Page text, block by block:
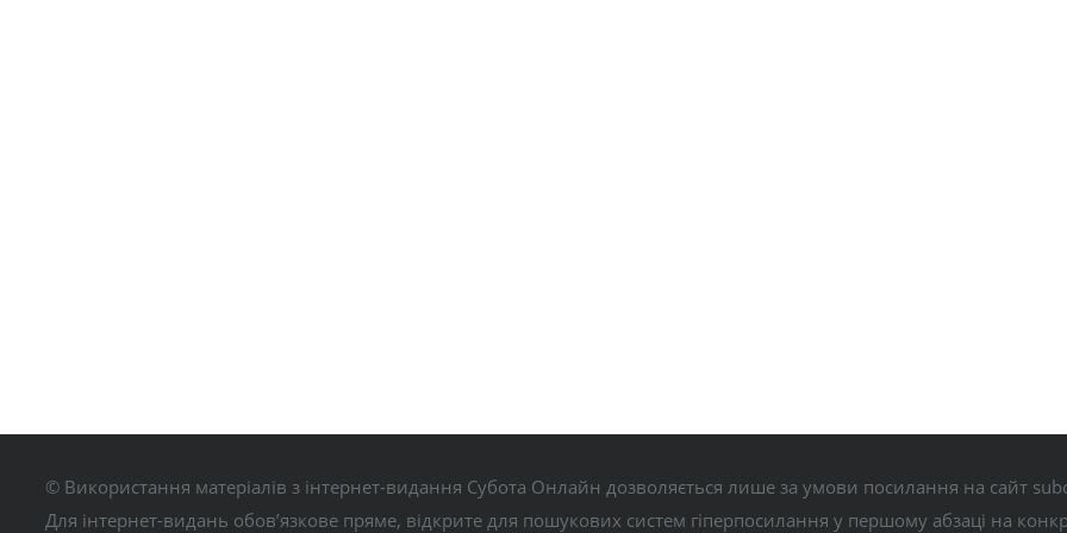
© Використання матеріалів з інтернет-видання Субота Онлайн дозволяється лише за умови посилання на сайт
Для інтернет-видань обов’язкове пряме, відкрите для пошукових систем гіперпосилання у першому абзаці на